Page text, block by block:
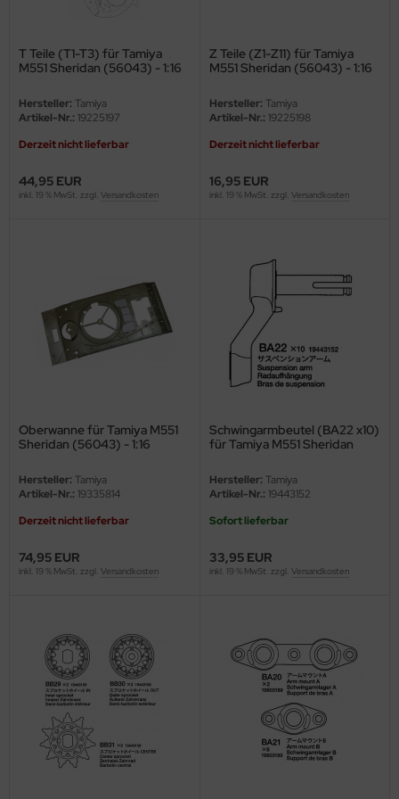
T Teile (T1-T3) für Tamiya
M551 Sheridan (56043) - 1:16
Hersteller: Tamiya
Artikel-Nr.: 19225197
Derzeit nicht lieferbar
44,95 EUR
inkl. 19 % MwSt. zzgl. Versandkosten
Z Teile (Z1-Z11) für Tamiya
M551 Sheridan (56043) - 1:16
Hersteller: Tamiya
Artikel-Nr.: 19225198
Derzeit nicht lieferbar
16,95 EUR
inkl. 19 % MwSt. zzgl. Versandkosten
Oberwanne für Tamiya M551
Sheridan (56043) - 1:16
Hersteller: Tamiya
Artikel-Nr.: 19335814
Derzeit nicht lieferbar
74,95 EUR
inkl. 19 % MwSt. zzgl. Versandkosten
Schwingarmbeutel (BA22 x10)
für Tamiya M551 Sheridan
Hersteller: Tamiya
Artikel-Nr.: 19443152
Sofort lieferbar
33,95 EUR
inkl. 19 % MwSt. zzgl. Versandkosten
Tools
Models
Beemax
Hobby
Model